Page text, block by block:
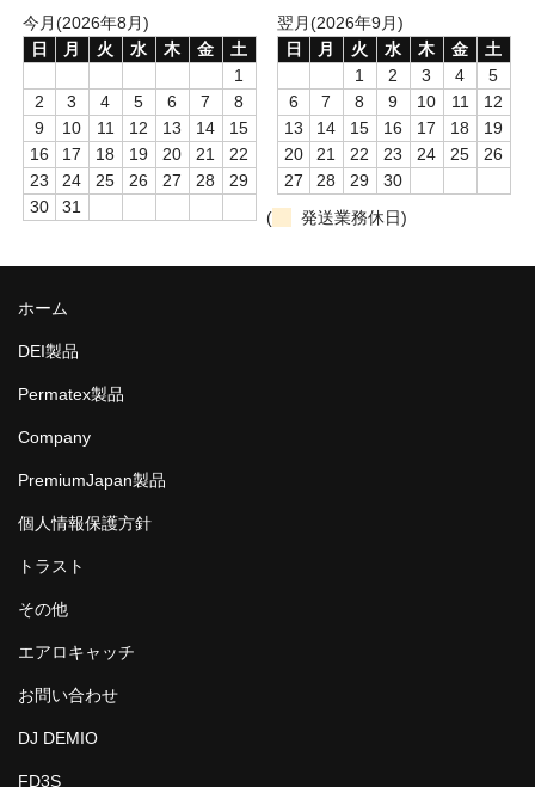
今月(2026年8月)
日
月 火 水 木 金
土
1
2
3 4 5 6 7
8
9
10 11 12 13 14
15
16
17 18 19 20 21
22
23
24 25 26 27 28
29
30
31
翌月(2026年9月)
日
月 火 水 木 金
土
1
2 3 4
5
6
7 8 9 10 11
12
13
14 15 16 17 18
19
20
21 22 23 24 25
26
27
28 29
30
(
発送業務休日)
ホーム
DEI製品
Permatex製品
Company
PremiumJapan製品
個人情報保護方針
トラスト
その他
エアロキャッチ
お問い合わせ
DJ DEMIO
FD3S